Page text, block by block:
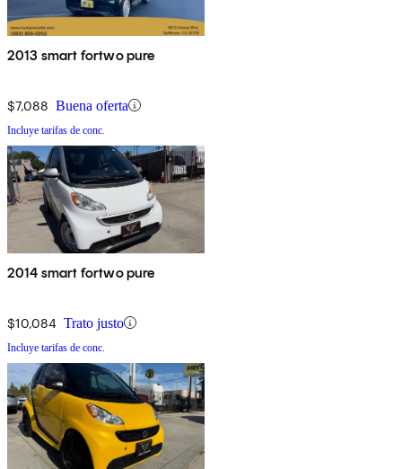
2013 smart fortwo pure
$7,088 Buena oferta
Incluye tarifas de conc.
2014 smart fortwo pure
$10,084 Trato justo
Incluye tarifas de conc.